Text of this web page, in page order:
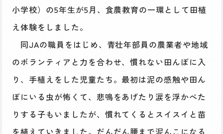
小学校）の5年生が5月、食農教育の一環として田植
え体験をしました。
同JAの職員をはじめ、青壮年部員の農業者や地域
のボランティアと力を合わせ、慣れない田んぼに入
り、手植えをした児童たち。最初は泥の感触や田ん
ぼにいる虫が怖くて、悲鳴をあげたり涙を浮かべた
りする子もいましたが、慣れてくるとスイスイと苗
を植えていきました。だんだん腰まで泥んこになる